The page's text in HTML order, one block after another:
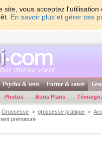
site, vous acceptez
En savoir plus et gérer ces
Psycho & tests Forme & santé
Photos Bons Plans
Grossesse > grossesse pratique >
prématuré